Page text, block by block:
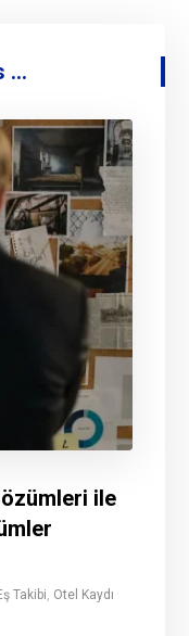
...
ile
Takibi, Otel Kaydı